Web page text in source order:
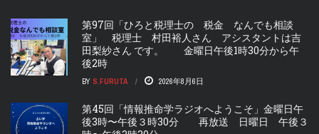
第97回「ひろと税理士の 税金 なんでも相談
室」 税理士 村田裕人さん アシスタントは吉
田梨紗さん です。 金曜日午後1時30分から午
後2時
BY S.FURUTA 2026年8月6日
第45回「情報推命学ラジオへようこそ」金曜日午
後3時〜午後３時30分 再放送 日曜日 午後３